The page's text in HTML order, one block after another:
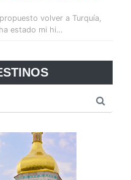
volver a Turquía,
estado mi hi…